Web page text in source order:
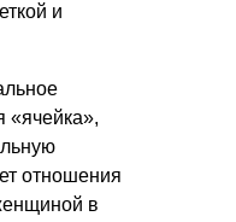
и
«ячейка»,
отношения
в